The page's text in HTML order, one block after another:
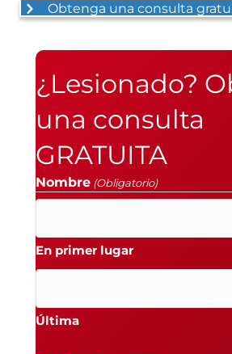
Obtenga una consulta
¿Lesionado?
una consulta
GRATUITA
Nombre (Obligatorio)
En primer lugar
Última